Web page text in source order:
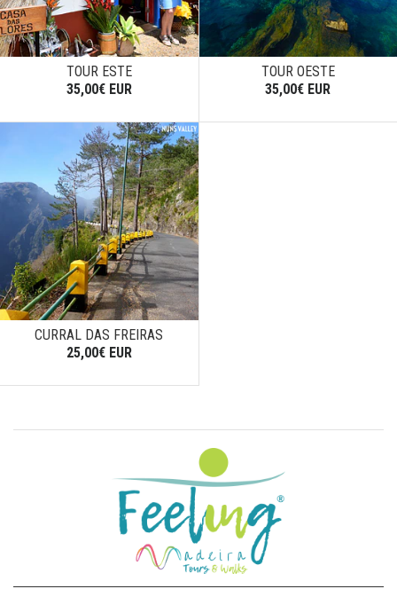
TOUR ESTE
35,00€ EUR
TOUR OESTE
35,00€ EUR
CURRAL DAS FREIRAS
25,00€ EUR